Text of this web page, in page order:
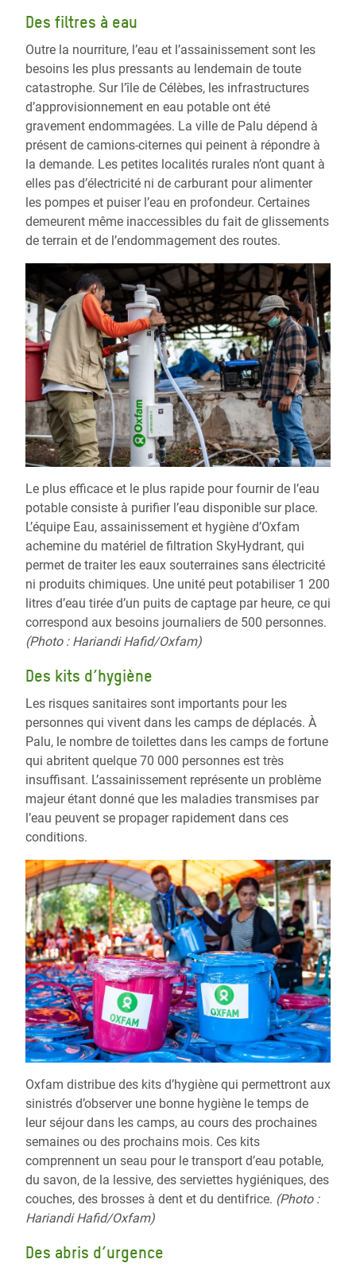
Des filtres à eau
Outre la nourriture, l’eau et l’assainissement sont les
besoins les plus pressants au lendemain de toute
catastrophe. Sur l’île de Célèbes, les infrastructures
d’approvisionnement en eau potable ont été
gravement endommagées. La ville de Palu dépend à
présent de camions-citernes qui peinent à répondre à
la demande. Les petites localités rurales n’ont quant à
elles pas d’électricité ni de carburant pour alimenter
les pompes et puiser l’eau en profondeur. Certaines
demeurent même inaccessibles du fait de glissements
de terrain et de l’endommagement des routes.
Le plus efficace et le plus rapide pour fournir de l’eau
potable consiste à purifier l’eau disponible sur place.
L’équipe Eau, assainissement et hygiène d’Oxfam
achemine du matériel de filtration SkyHydrant, qui
permet de traiter les eaux souterraines sans électricité
ni produits chimiques. Une unité peut potabiliser 1 200
litres d’eau tirée d’un puits de captage par heure, ce qui
correspond aux besoins journaliers de 500 personnes.
(Photo : Hariandi Hafid/Oxfam)
Des kits d’hygiène
Les risques sanitaires sont importants pour les
personnes qui vivent dans les camps de déplacés. À
Palu, le nombre de toilettes dans les camps de fortune
qui abritent quelque 70 000 personnes est très
insuffisant. L’assainissement représente un problème
majeur étant donné que les maladies transmises par
l’eau peuvent se propager rapidement dans ces
conditions.
Oxfam distribue des kits d’hygiène qui permettront aux
sinistrés d’observer une bonne hygiène le temps de
leur séjour dans les camps, au cours des prochaines
semaines ou des prochains mois. Ces kits
comprennent un seau pour le transport d’eau potable,
du savon, de la lessive, des serviettes hygiéniques, des
couches, des brosses à dent et du dentifrice. (Photo :
Hariandi Hafid/Oxfam)
Des abris d’urgence